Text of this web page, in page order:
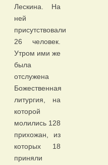
Лескина. На
ней
присутствовали
26 человек.
Утром ими же
была
отслужена
Божественная
литургия, на
которой
молились 128
прихожан, из
которых 18
приняли